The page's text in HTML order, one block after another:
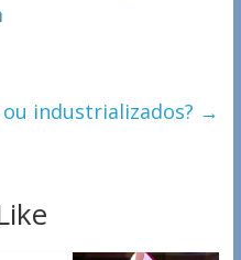
industrializados? →